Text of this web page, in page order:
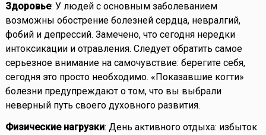
Здоровье: У людей с основным заболеванием
возможны обострение болезней сердца, невралгий,
фобий и депрессий. Замечено, что сегодня нередки
интоксикации и отравления. Следует обратить самое
серьезное внимание на самочувствие: берегите себя,
сегодня это просто необходимо. «Показавшие когти»
болезни предупреждают о том, что вы выбрали
неверный путь своего духовного развития.
Физические нагрузки: День активного отдыха: избыток